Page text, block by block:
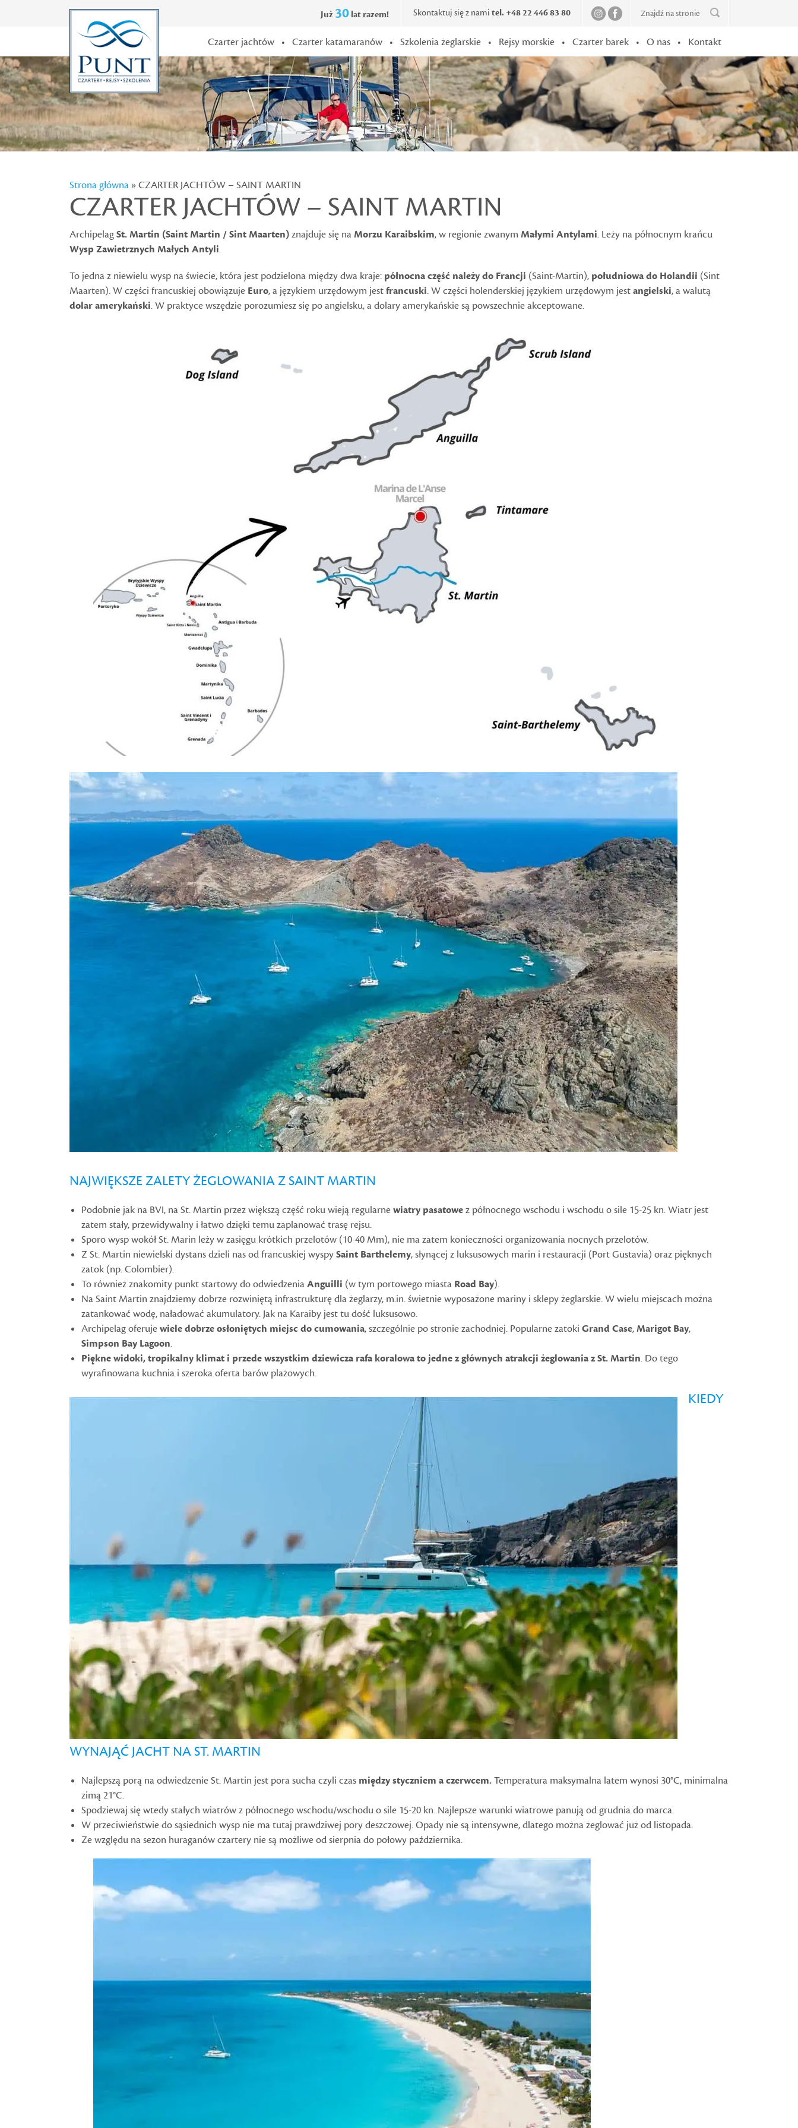
Skontaktuj się z nami tel. +48 22 446 83 80
Już 30 lat razem!
Czarter jachtów • Czarter katamaranów • Szkolenia żeglarskie • Rejsy morskie • Czarter barek • O nas • Kontakt
Strona główna» CZARTER JACHTÓW – SAINT MARTIN
CZARTER JACHTÓW – SAINT MARTIN
ArchipelagSt. Martin (Saint Martin / Sint Maarten)znajduje się naMorzu Karaibskim, w regionie zwanym Małymi Antylami. Leży na północnym krańcu
Wysp Zawietrznych Małych Antyli.
To jedna z niewielu wysp na świecie, która jest podzielona między dwa kraje: północna część należy do Francji (Saint-Martin), południowa do Holandii (Sint
Maarten). W części francuskiej obowiązuje Euro, a językiem urzędowym jestfrancuski. W części holenderskiej językiem urzędowym jestangielski, a walutą
dolar amerykański. W praktyce wszędzie porozumiesz się po angielsku, a dolary amerykańskie są powszechnie akceptowane.
NAJWIĘKSZE ZALETY ŻEGLOWANIA Z SAINT MARTIN
Podobnie jak na BVI, na St. Martin przez większą część roku wieją regularnewiatry pasatowez północnego wschodu i wschodu o sile 15-25 kn. Wiatr jest
zatem stały, przewidywalny i łatwo dzięki temu zaplanować trasę rejsu.
Sporo wysp wokół St. Marin leży w zasięgu krótkich przelotów (10-40 Mm), nie ma zatem konieczności organizowania nocnych przelotów.
Z St. Martin niewielski dystans dzieli nas od francuskiej wyspySaint Barthelemy, słynącej z luksusowych marin i restauracji (Port Gustavia) oraz pięknych
zatok (np. Colombier).
To również znakomity punkt startowy do odwiedzeniaAnguilli (w tym portowego miasta Road Bay).
Na Saint Martin znajdziemy dobrze rozwiniętą infrastrukturę dla żeglarzy, m.in. świetnie wyposażone mariny i sklepy żeglarskie. W wielu miejscach można
zatankować wodę, naładować akumulatory. Jak na Karaiby jest tu dość luksusowo.
Archipelag oferujewiele dobrze osłoniętych miejsc do cumowania, szczególnie po stronie zachodniej. Popularne zatoki Grand Case,Marigot Bay,
Simpson Bay Lagoon.
Piękne widoki, tropikalny klimat i przede wszystkim dziewicza rafa koralowa to jedne z głównych atrakcji żeglowania z St. Martin. Do tego
wyrafinowana kuchnia i szeroka oferta barów plażowych.
KIEDY
WYNAJĄĆ JACHT NA ST. MARTIN
Najlepszą porą na odwiedzenie St. Martin jest pora sucha czyli czas między styczniem a czerwcem.Temperatura maksymalna latem wynosi 30°C, minimalna
zimą 21°C.
Spodziewaj się wtedy stałych wiatrów z północnego wschodu/wschodu o sile 15-20 kn. Najlepsze warunki wiatrowe panują od grudnia do marca.
W przeciwieństwie do sąsiednich wysp nie ma tutaj prawdziwej pory deszczowej. Opady nie są intensywne, dlatego można żeglować już od listopada.
Ze względu na sezon huraganów czartery nie są możliwe od sierpnia do połowy października.